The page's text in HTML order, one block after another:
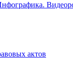
актов